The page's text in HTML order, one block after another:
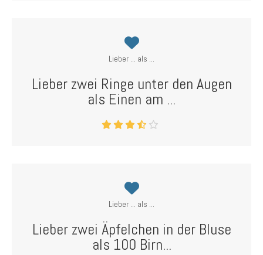
Lieber ... als ...
Lieber zwei Ringe unter den Augen
als Einen am ...
Lieber ... als ...
Lieber zwei Äpfelchen in der Bluse
als 100 Birn...